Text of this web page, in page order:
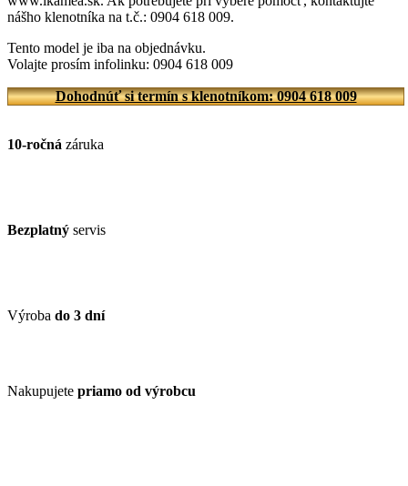
nášho klenotníka na t.č.: 0904 618 009.
Tento model je iba na objednávku.
Volajte prosím infolinku: 0904 618 009
Dohodnúť si termín s klenotníkom: 0904 618 009
10-ročná záruka
Bezplatný servis
Výroba do 3 dní
Nakupujete priamo od výrobcu